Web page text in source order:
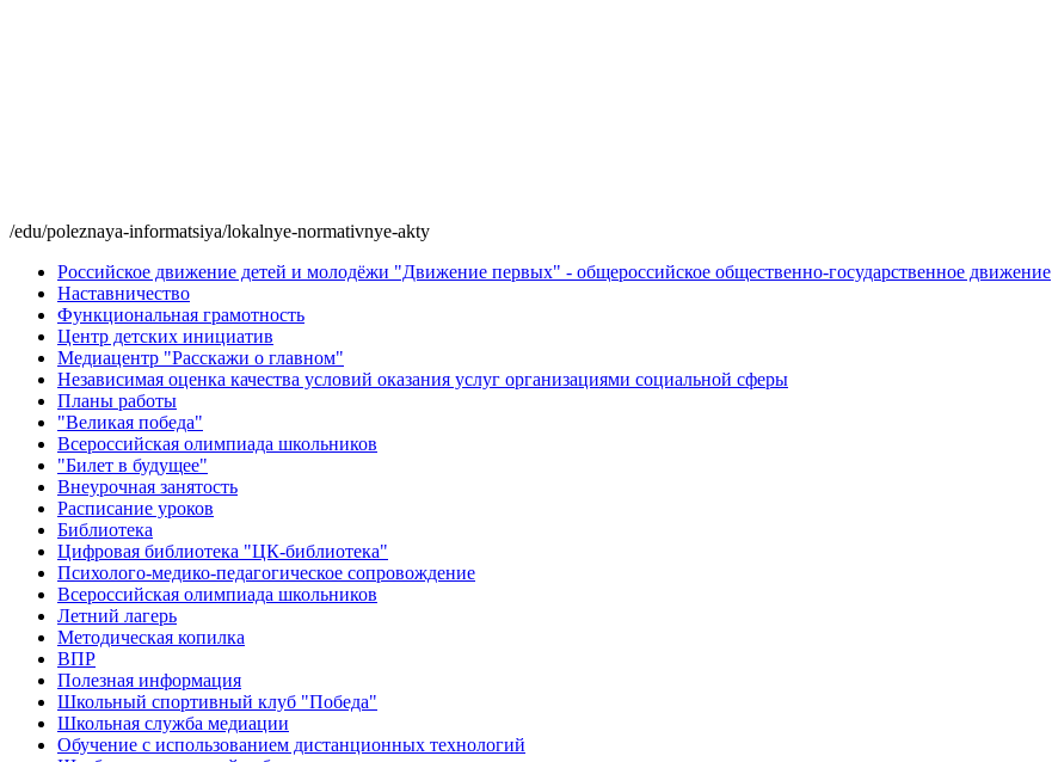
/edu/poleznaya-informatsiya/lokalnye-normativnye-akty
Российское движение детей и молодёжи "Движение первых" - общероссийское общественно-государственное движение
Наставничество
Функциональная грамотность
Центр детских инициатив
Медиацентр "Расскажи о главном"
Независимая оценка качества условий оказания услуг организациями социальной сферы
Планы работы
"Великая победа"
Всероссийская олимпиада школьников
"Билет в будущее"
Внеурочная занятость
Расписание уроков
Библиотека
Цифровая библиотека "ЦК-библиотека"
Психолого-медико-педагогическое сопровождение
Всероссийская олимпиада школьников
Летний лагерь
Методическая копилка
ВПР
Полезная информация
Школьный спортивный клуб "Победа"
Школьная служба медиации
Обучение с использованием дистанционных технологий